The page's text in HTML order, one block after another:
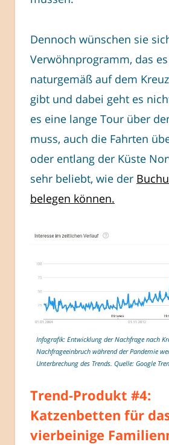
Dennoch wünschen sie
Verwöhnprogramm, das
naturgemäß auf dem
gibt und dabei geht es
es eine lange Tour über
muss, auch die Fahrten
oder entlang der Küste
sehr beliebt, wie der
belegen können.
Infografik: Entwicklung der Nachfrage nach
Nachfrageeinbruch während der Pandemie
Unterbrechung des Trends. Quelle: Google
Trend-Produkt #4:
Katzenbetten für
vierbeinige